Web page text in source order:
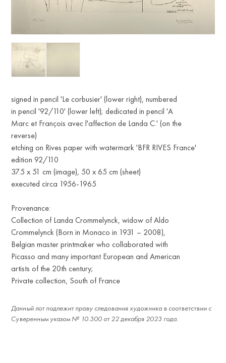
signed in pencil 'Le corbusier' (lower right), numbered
in pencil '92/110' (lower left); dedicated in pencil 'A
Marc et François avec l'affection de Landa C.' (on the
reverse)
etching on Rives paper with watermark 'BFR RIVES France'
edition 92/110
37.5 x 51 cm (image), 50 x 65 cm (sheet)
executed circa 1956-1965
Provenance:
Collection of Landa Crommelynck, widow of Aldo
Crommelynck (Born in Monaco in 1931 – 2008),
Belgian master printmaker who collaborated with
Picasso and many important European and American
artists of the 20th century;
Private collection, South of France
Данный лот подлежит праву следования художника в соответствии с
Суверенным указом № 10.300 от 22 декабря 2023 года.